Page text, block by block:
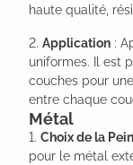
haute qualité,
2. Application :
uniformes. Il est
couches pour
entre chaque
Métal
1. Choix de la
pour le métal